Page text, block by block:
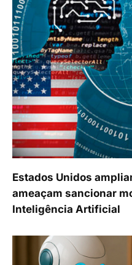
Estados Unidos
ameaçam sancionar
Inteligência Artificial